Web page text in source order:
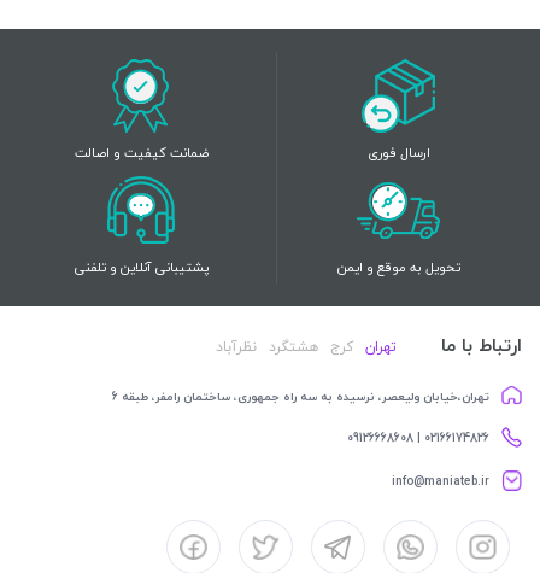
ارسال فوری ضمانت کیفیت و اصالت
تحویل به موقع و ایمن پشتیبانی آنلاین و تلفنی
ارتباط با ما تهران کرج هشتگرد نظرآباد
تهران،خیابان ولیعصر، نرسیده به سه راه جمهوری، ساختمان رامفر، طبقه 6
02166174826 | 09126668608
info@maniateb.ir